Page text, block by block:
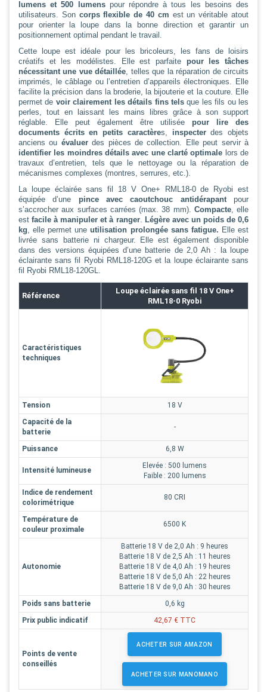
lumens et 500 lumenspour répondre à tous les besoins des
utilisateurs. Son corps flexible de 40 cm est un véritable atout
pour orienter la loupe dans la bonne direction et garantir un
positionnement optimal pendant le travail.
Cette loupe est idéale pour les bricoleurs, les fans de loisirs
créatifs et les modélistes. Elle est parfaite pour les tâches
nécessitant une vue détaillée, telles que la réparation de circuits
imprimés, le câblage ou l’entretien d’appareils électroniques. Elle
facilite la précision dans la broderie, la bijouterie et la couture. Elle
permet de voir clairement les détails fins telsque les fils ou les
perles, tout en laissant les mains libres grâce à son support
réglable. Elle peut également être utilisée pour lire des
documents écrits en petits caractères, inspecterdes objets
anciens ou évaluerdes pièces de collection. Elle peut servir à
identifier les moindres détails avec une clarté optimale lors de
travaux d’entretien, tels que le nettoyage ou la réparation de
mécanismes complexes (montres, serrures, etc.).
La loupe éclairée sans fil 18 V One+ RML18-0 de Ryobi est
équipée d’une pince avec caoutchouc antidérapantpour
s’accrocher aux surfaces carrées (max. 38 mm). Compacte, elle
estfacile à manipuler et à ranger. Légère avec un poids de 0,6
kg, elle permet uneutilisation prolongée sans fatigue. Elle est
livrée sans batterie ni chargeur. Elle est également disponible
dans des versions équipées d’une batterie de 2,0 Ah : la loupe
éclairante sans fil Ryobi RML18-120G et la loupe éclairante sans
fil Ryobi RML18-120GL.
Référence
Loupe éclairée sans fil 18 V One+
RML18-0 Ryobi
Caractéristiques
techniques
Tension
18 V
Capacité de la
batterie
-
Puissance 6,8 W
Intensité lumineuse
Elevée : 500 lumens
Faible : 200 lumens
Indice de rendement
colorimétrique
80 CRI
Température de
couleur proximale
6500 K
Autonomie
Batterie 18 V de 2,0 Ah : 9 heures
Batterie 18 V de 2,5 Ah : 11 heures
Batterie 18 V de 4,0 Ah : 19 heures
Batterie 18 V de 5,0 Ah : 22 heures
Batterie 18 V de 9,0 Ah : 30 heures
Poids sans batterie
0,6 kg
Prix public indicatif
42,67 € TTC
Points de vente
conseillés
ACHETER SUR AMAZON
ACHETER SUR MANOMANO